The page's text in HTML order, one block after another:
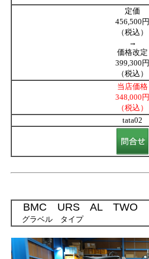
定価
456,500円
（税込）
→
価格改定
399,300円
（税込）
当店価格
348,000円
（税込）
tata02
BMC URS AL TWO
グラベル タイプ